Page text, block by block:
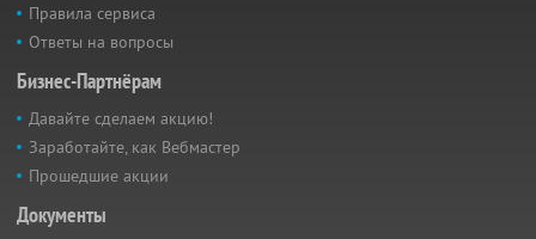
Правила сервиса
Ответы на вопросы
Бизнес-Партнёрам
Давайте сделаем акцию!
Заработайте, как Вебмастер
Прошедшие акции
Документы